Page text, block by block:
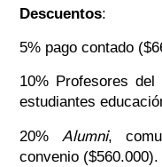
Descuentos:
5% pago contado
10% Profesores
estudiantes
20% Alumni,
convenio ($560.000).